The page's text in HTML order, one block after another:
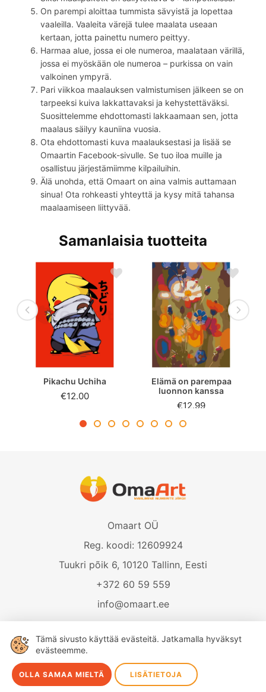
On parempi aloittaa tummista sävyistä ja lopettaa
vaaleilla. Vaaleita värejä tulee maalata useaan
kertaan, jotta painettu numero peittyy.
Harmaa alue, jossa ei ole numeroa, maalataan värillä,
jossa ei myöskään ole numeroa – purkissa on vain
valkoinen ympyrä.
Pari viikkoa maalauksen valmistumisen jälkeen se on
tarpeeksi kuiva lakkattavaksi ja kehystettäväksi.
Suosittelemme ehdottomasti lakkaamaan sen, jotta
maalaus säilyy kauniina vuosia.
Ota ehdottomasti kuva maalauksestasi ja lisää se
Omaartin Facebook-sivulle. Se tuo iloa muille ja
osallistuu järjestämiimme kilpailuihin.
Älä unohda, että Omaart on aina valmis auttamaan
sinua! Ota rohkeasti yhteyttä ja kysy mitä tahansa
maalaamiseen liittyvää.
Samanlaisia ​​tuotteita
Pikachu Uchiha
€12.00
Elämä on parempaa
luonnon kanssa
€12.99
Omaart OÜ
Reg. koodi: 12609924
Tuukri põik 6, 10120 Tallinn, Eesti
+372 60 59 559
info@omaart.ee
OmaArt © 2026 Kaikki oikeudet pidätetään.
Tämä sivusto käyttää evästeitä. Jatkamalla hyväksyt
evästeemme.
LISÄTIETOJA
OLLA SAMAA MIELTÄ